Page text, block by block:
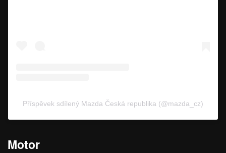
Příspěvek sdílený Mazda Česká republika (@mazda_cz)
Motor